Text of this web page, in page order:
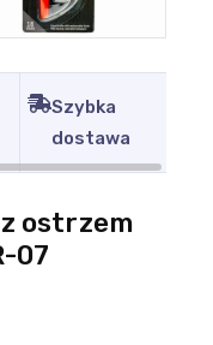
Szybka
dostawa
ostrzem
07